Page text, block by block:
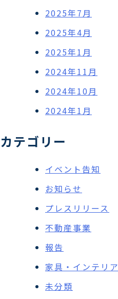
2025年7月
2025年4月
2025年1月
2024年11月
2024年10月
2024年1月
カテゴリー
イベント告知
お知らせ
プレスリリース
不動産事業
報告
家具・インテリア
未分類